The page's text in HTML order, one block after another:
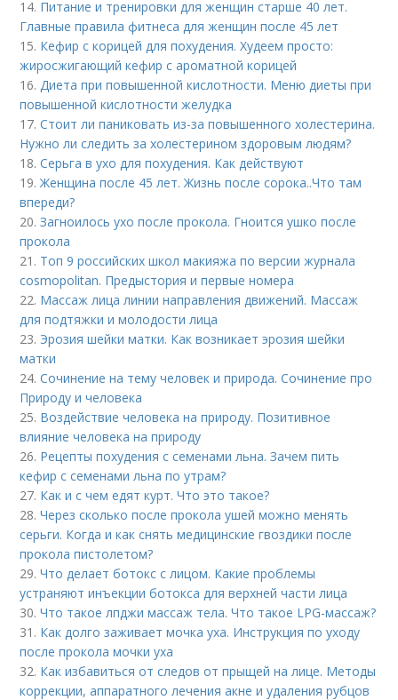
14. Питание и тренировки для женщин старше 40 лет.
Главные правила фитнеса для женщин после 45 лет
15. Кефир с корицей для похудения. Худеем просто:
жиросжигающий кефир с ароматной корицей
16. Диета при повышенной кислотности. Меню диеты при
повышенной кислотности желудка
17.Стоит ли паниковать из-за повышенного холестерина.
Нужно ли следить за холестерином здоровым людям?
18.Серьга в ухо для похудения. Как действуют
19.Женщина после 45 лет. Жизнь после сорока..Что там
впереди?
20.Загноилось ухо после прокола. Гноится ушко после
прокола
21. Топ 9 российских школ макияжа по версии журнала
cosmopolitan. Предыстория и первые номера
22. Массаж лица линии направления движений. Массаж
для подтяжки и молодости лица
23. Эрозия шейки матки. Как возникает эрозия шейки
матки
24.Сочинение на тему человек и природа. Сочинение про
Природу и человека
25. Воздействие человека на природу. Позитивное
влияние человека на природу
26. Рецепты похудения с семенами льна. Зачем пить
кефир с семенами льна по утрам?
27. Как и с чем едят курт. Что это такое?
28.Через сколько после прокола ушей можно менять
серьги. Когда и как снять медицинские гвоздики после
прокола пистолетом?
29.Что делает ботокс с лицом. Какие проблемы
устраняют инъекции ботокса для верхней части лица
30.Что такое лпджи массаж тела. Что такое LPG-массаж?
31. Как долго заживает мочка уха. Инструкция по уходу
после прокола мочки уха
32. Как избавиться от следов от прыщей на лице. Методы
коррекции, аппаратного лечения акне и удаления рубцов